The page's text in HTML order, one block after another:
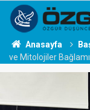
Anasayfa
ve Mitolojiler